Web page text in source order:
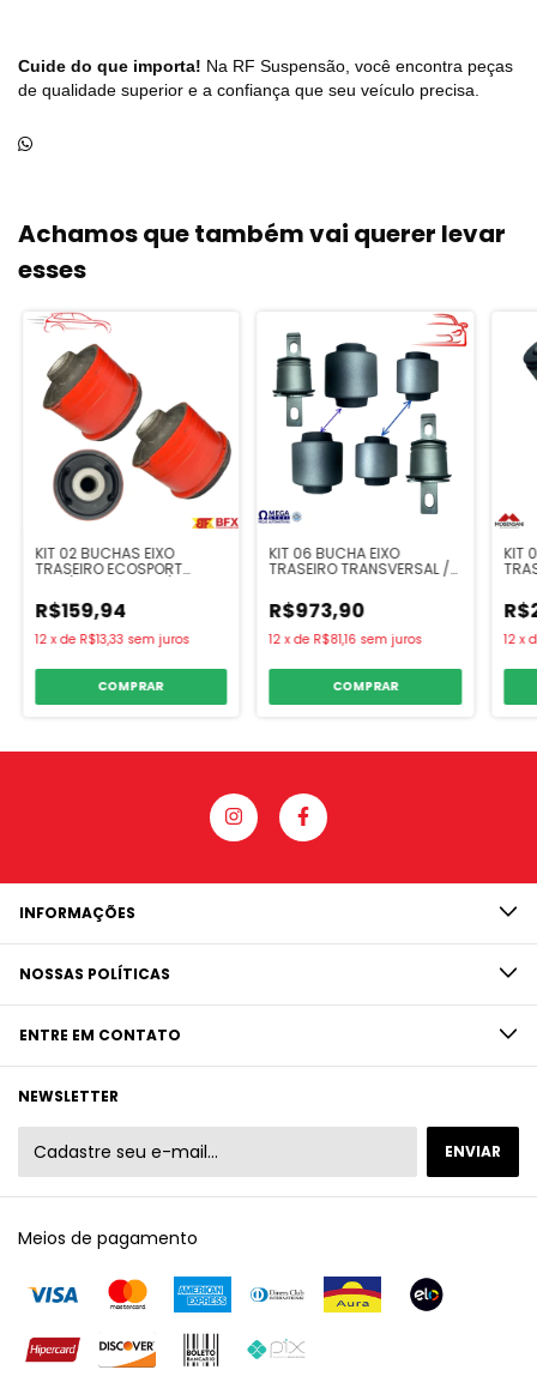
Cuide do que importa! Na RF Suspensão, você encontra peças
de qualidade superior e a confiança que seu veículo precisa.
Achamos que também vai querer levar
esses
KIT 02 BUCHAS EIXO
TRASEIRO ECOSPORT
R$159,94
12 xde R$13,33 sem juros
COMPRAR
KIT 06 BUCHA EIXO
TRASEIRO TRANSVERSAL /
R$973,90
12 xde R$81,16 sem juros
COMPRAR
KIT
02/
12 x
INFORMAÇÕES
NOSSAS POLÍTICAS
ENTRE EM CONTATO
NEWSLETTER
Meios de pagamento